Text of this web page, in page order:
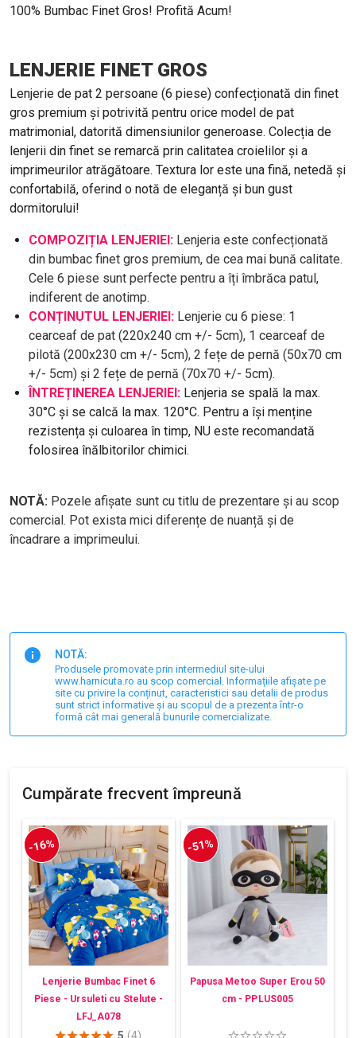
100% Bumbac Finet Gros! Profită Acum!
LENJERIE FINET GROS
Lenjerie de pat 2 persoane (6 piese) confecționată din finet
gros premium și potrivită pentru orice model de pat
matrimonial, datorită dimensiunilor generoase. Colecția de
lenjerii din finet se remarcă prin calitatea croielilor și a
imprimeurilor atrăgătoare. Textura lor este una fină, netedă și
confortabilă, oferind o notă de eleganță și bun gust
dormitorului!
COMPOZIȚIA LENJERIEI: Lenjeria este confecționată
din bumbac finet gros premium, de cea mai bună calitate.
Cele 6 piese sunt perfecte pentru a îți îmbrăca patul,
indiferent de anotimp.
CONȚINUTUL LENJERIEI: Lenjerie cu 6 piese: 1
cearceaf de pat (220x240 cm +/- 5cm), 1 cearceaf de
pilotă (200x230 cm +/- 5cm), 2 fețe de pernă (50x70 cm
+/- 5cm) și 2 fețe de pernă (70x70 +/- 5cm).
ÎNTREȚINEREA LENJERIEI: Lenjeria se spală la max.
30°C și se calcă la max. 120°C. Pentru a își menține
rezistența și culoarea în timp, NU este recomandată
folosirea înălbitorilor chimici.
NOTĂ: Pozele afișate sunt cu titlu de prezentare și au scop
comercial. Pot exista mici diferențe de nuanță și de
încadrare a imprimeului.
NOTĂ:
Produsele promovate prin intermediul site-ului
www.harnicuta.ro au scop comercial. Informațiile afișate pe
site cu privire la conținut, caracteristici sau detalii de produs
sunt strict informative și au scopul de a prezenta într-o
formă cât mai generală bunurile comercializate.
Cumpărate frecvent împreună
-16%
Lenjerie Bumbac Finet 6
Piese - Ursuleti cu Stelute -
LFJ_A078
-51%
Papusa Metoo Super Erou 50
cm - PPLUS005